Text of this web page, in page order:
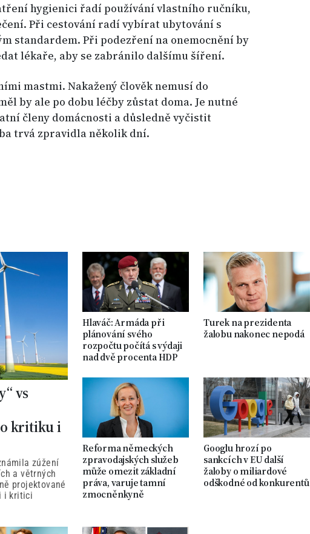
hygienici řadí používání vlastního ručníku,
Při cestování radí vybírat ubytování s
standardem. Při podezření na onemocnění by
lékaře, aby se zabránilo dalšímu šíření.
mastmi. Nakažený člověk nemusí do
by ale po dobu léčby zůstat doma. Je nutné
členy domácnosti a důsledně vyčistit
trvá zpravidla několik dní.
vs
kritiku i
zúžení
a větrných
projektované
i kritici
Hlaváč: Armáda při
plánování svého
rozpočtu počítá s výdaji
nad dvě procenta HDP
Turek na prezidenta
žalobu nakonec nepodá
Reforma německých
zpravodajských služeb
může omezit základní
práva, varuje tamní
zmocněnkyně
Googlu hrozí po
sankcích v EU další
žaloby o miliardové
odškodné od konkurentů